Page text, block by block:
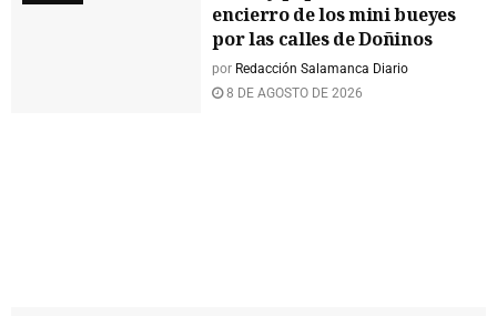
encierro de los mini bueyes
por las calles de Doñinos
por Redacción Salamanca Diario
8 DE AGOSTO DE 2026